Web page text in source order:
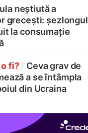
neștiută a
grecești: șezlongul
la consumație
fi? / Ceva grav de
a se întâmpla
din Ucraina